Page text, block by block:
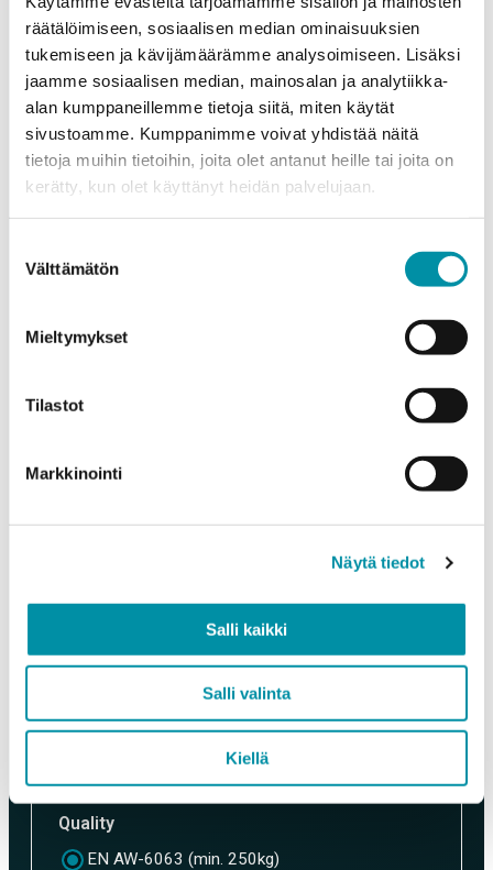
räätälöimiseen, sosiaalisen median ominaisuuksien
tukemiseen ja kävijämäärämme analysoimiseen. Lisäksi
jaamme sosiaalisen median, mainosalan ja analytiikka-
alan kumppaneillemme tietoja siitä, miten käytät
sivustoamme. Kumppanimme voivat yhdistää näitä
tietoja muihin tietoihin, joita olet antanut heille tai joita on
kerätty, kun olet käyttänyt heidän palvelujaan.
valinta
Välttämätön
Mieltymykset
Tilastot
Markkinointi
Näytä tiedot
Salli kaikki
Salli valinta
Kiellä
Company*
Contact person*
Email*
Select a product and enter the order quantity in meters. Please
note that the selected quality determines the minimum order
Product*
Quality
EN AW-6063 (min. 250kg)